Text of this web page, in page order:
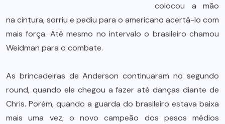
colocou a mão
na cintura, sorriu e pediu para o americano acertá-lo com
mais força. Até mesmo no intervalo o brasileiro chamou
Weidman para o combate.
As brincadeiras de Anderson continuaram no segundo
round, quando ele chegou a fazer até danças diante de
Chris. Porém, quando a guarda do brasileiro estava baixa
mais uma vez, o novo campeão dos pesos médios